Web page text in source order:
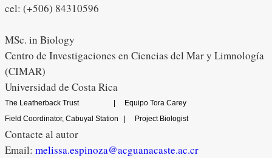
cel: (+506) 84310596
MSc. in Biology
Centro de Investigaciones en Ciencias del Mar y Limnología
(CIMAR)
Universidad de Costa Rica
The Leatherback Trust | Equipo Tora Carey
Field Coordinator, Cabuyal Station | Project Biologist
Contacte al autor
Email: melissa.espinoza@acguanacaste.ac.cr